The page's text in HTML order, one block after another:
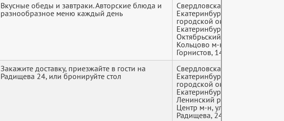
Вкусные обеды и завтраки. Авторские блюда и
разнообразное меню каждый день
Свердловская область,
Екатеринбург
городской округ,
Екатеринбург,
Октябрьский район,
Кольцово м-н, проезд
Горнистов, 14
Закажите доставку, приезжайте в гости на
Радищева 24, или бронируйте стол
Свердловская область,
Екатеринбург
городской округ,
Екатеринбург,
Ленинский район,
Центр м-н, улица
Радищева, 24